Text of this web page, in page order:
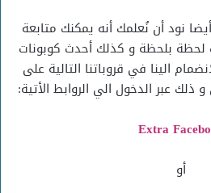
نود أن نُعلمك أنه يمكنك متابعة
لحظة بلحظة و كذلك أحدث كوبونات
الينا في قروباتنا التالية على
ذلك عبر الدخول الي الروابط الأتية:
Extra
أو